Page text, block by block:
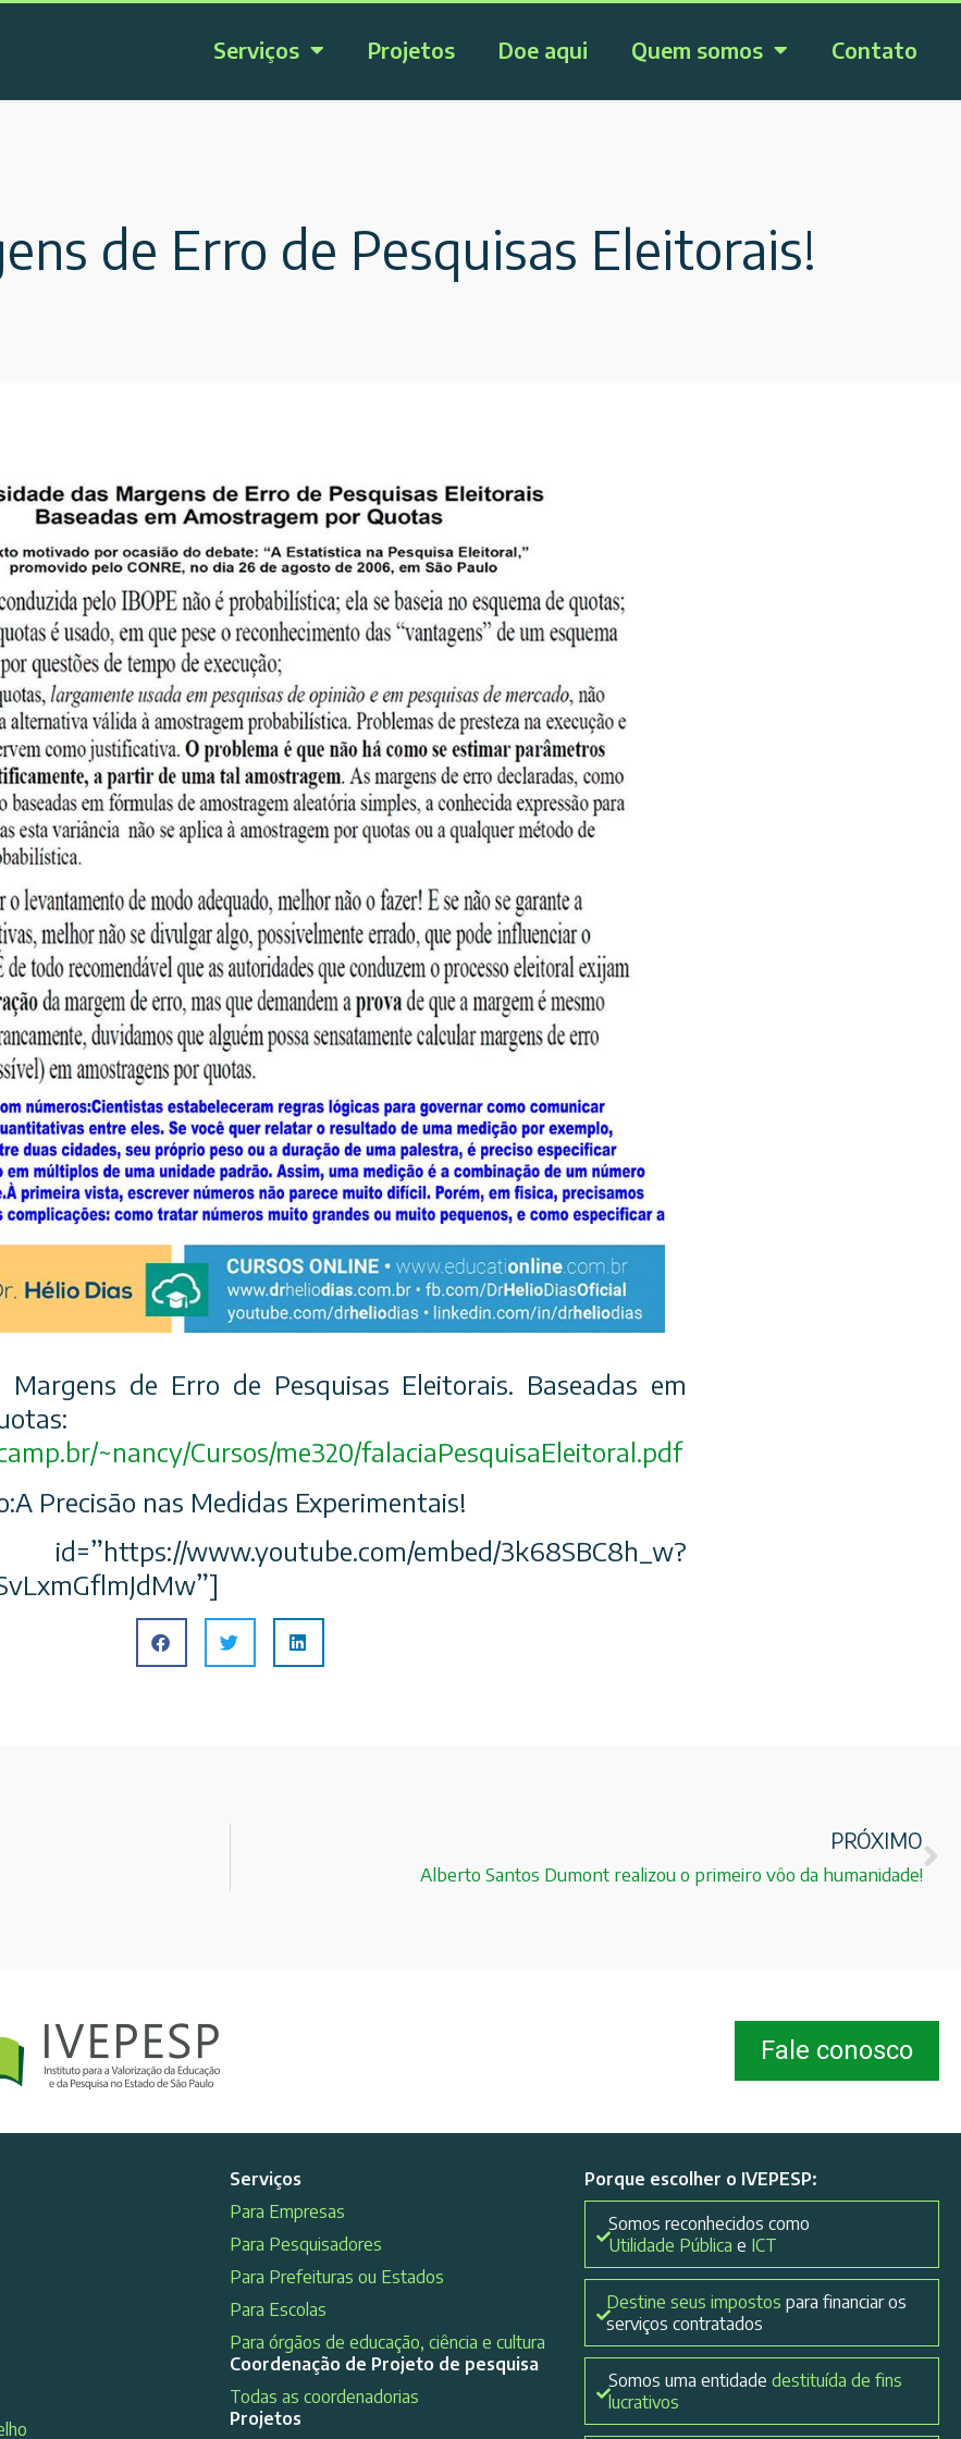
Serviços Projetos Doe aqui Quem somos Contato
de Erro de Pesquisas Eleitorais!
de Erro de Pesquisas Eleitorais. Baseadas em
~nancy/Cursos/me320/falaciaPesquisaEleitoral.pdf
Precisão nas Medidas Experimentais!
www.youtube.com/embed/3k68SBC8h_w?
PRÓXIMO
Alberto Santos Dumont realizou o primeiro vôo da humanidade!
Fale conosco
Serviços
Para Empresas
Para Pesquisadores
Para Prefeituras ou Estados
Para Escolas
Para órgãos de educação, ciência e cultura
Coordenação de Projeto de pesquisa
Todas as coordenadorias
Projetos
Porque escolher o IVEPESP:
Somos reconhecidos como
Utilidade Pública e ICT
Destine seus impostos para financiar os
serviços contratados
Somos uma entidadedestituída de fins
lucrativos